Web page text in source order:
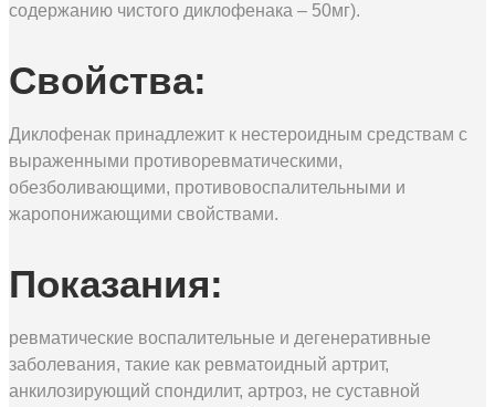
содержанию чистого диклофенака – 50мг).
Свойства:
Диклофенак принадлежит к нестероидным средствам с
выраженными противоревматическими,
обезболивающими, противовоспалительными и
жаропонижающими свойствами.
Показания:
ревматические воспалительные и дегенеративные
заболевания, такие как ревматоидный артрит,
анкилозирующий спондилит, артроз, не суставной